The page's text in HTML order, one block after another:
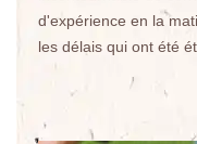
d'expérience en la
les délais qui ont été